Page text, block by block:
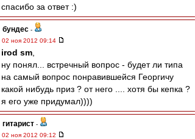
спасибо за ответ :)
бундес -
02 ноя 2012 09:14
irod sm
ну понял... встречный вопрос - будет ли типа
на самый вопрос понравившейся Георгичу
какой нибудь приз ? от него .... хотя бы кепка ?
я его уже придумал))))
гитарист -
02 ноя 2012 09:12